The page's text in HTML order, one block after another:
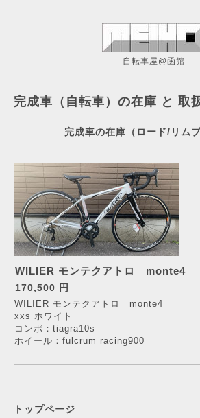
自転車屋@函館
完成車（自転車）の在庫 と 取
完成車の在庫（ロード/リムブ
WILIER モンテクアトロ monte4
170,500 円
WILIER モンテクアトロ monte4
xxs ホワイト
コンポ：tiagra10s
ホイール：fulcrum racing900
トップページ